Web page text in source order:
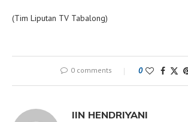
(Tim Liputan TV Tabalong)
0 comments 0
IIN HENDRIYANI